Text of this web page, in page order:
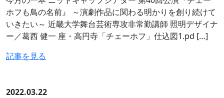
ホフも鳥の名前』 ～演劇作品に関わる明かりを創り続けて
いきたい～ 近畿大学舞台芸術専攻非常勤講師 照明デザイナ
ー／葛西 健一 座・高円寺「チェーホフ」仕込図1.pd […]
記事を見る
2022.03.22